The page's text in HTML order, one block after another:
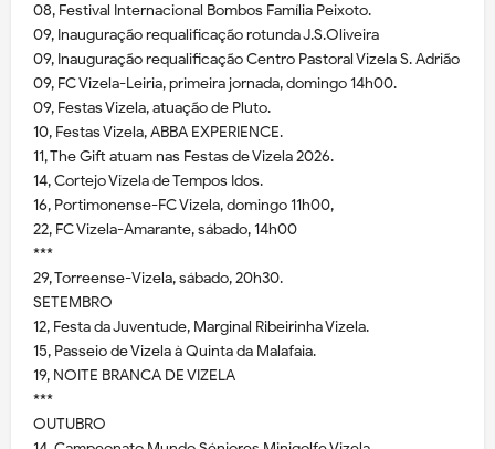
08, Festival Internacional Bombos Família Peixoto.
09, Inauguração requalificação rotunda J.S.Oliveira
09, Inauguração requalificação Centro Pastoral Vizela S. Adrião
09, FC Vizela-Leiria, primeira jornada, domingo 14h00.
09, Festas Vizela, atuação de Pluto.
10, Festas Vizela, ABBA EXPERIENCE.
11, The Gift atuam nas Festas de Vizela 2026.
14, Cortejo Vizela de Tempos Idos.
16, Portimonense-FC Vizela, domingo 11h00,
22, FC Vizela-Amarante, sábado, 14h00
***
29, Torreense-Vizela, sábado, 20h30.
SETEMBRO
12, Festa da Juventude, Marginal Ribeirinha Vizela.
15, Passeio de Vizela à Quinta da Malafaia.
19, NOITE BRANCA DE VIZELA
***
OUTUBRO